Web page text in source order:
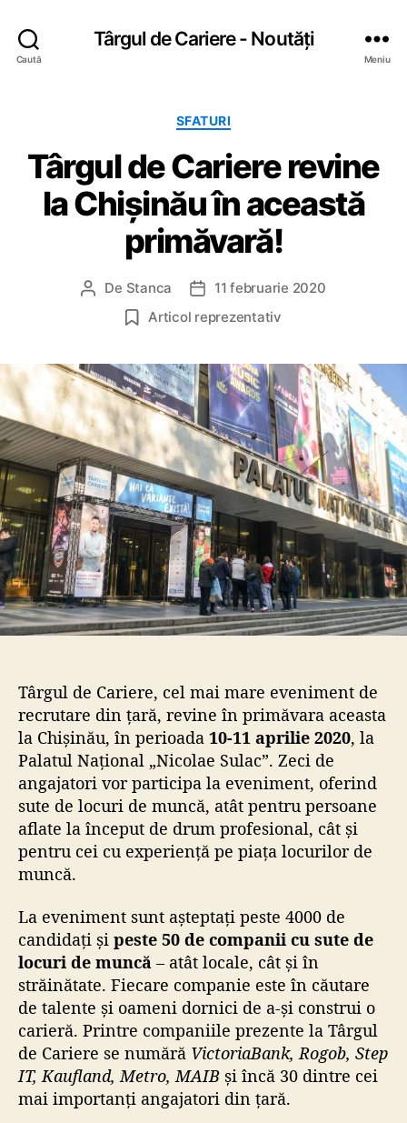
Caută
Târgul de Cariere - Noutăți
Meniu
C
t
e
g
o
r
i
SFATURI
Târgul de Cariere revine
la Chișinău în această
primăvară!
A
r
a
r
t
i
c
o
l
De Stanca
D
a
r
t
i
c
o
l
11 februarie 2020
Articol reprezentativ
Târgul de Cariere, cel mai mare eveniment de
recrutare din țară, revine în primăvara aceasta
la Chișinău, în perioada 10-11 aprilie 2020, la
Palatul Național „Nicolae Sulac”. Zeci de
angajatori vor participa la eveniment, oferind
sute de locuri de muncă, atât pentru persoane
aflate la început de drum profesional, cât și
pentru cei cu experiență pe piața locurilor de
muncă.
La eveniment sunt așteptați peste 4000 de
candidați și peste 50 de companii cu sute de
locuri de muncă – atât locale, cât și în
străinătate. Fiecare companie este în căutare
de talente și oameni dornici de a-și construi o
carieră. Printre companiile prezente la Târgul
de Cariere se numără VictoriaBank, Rogob, Step
IT, Kaufland, Metro, MAIB și încă 30 dintre cei
mai importanți angajatori din țară.